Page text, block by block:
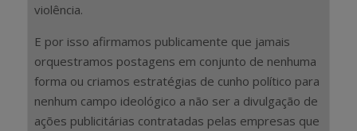
violência.
E por isso afirmamos publicamente que jamais
orquestramos postagens em conjunto de nenhuma
forma ou criamos estratégias de cunho político para
nenhum campo ideológico a não ser a divulgação de
ações publicitárias contratadas pelas empresas que